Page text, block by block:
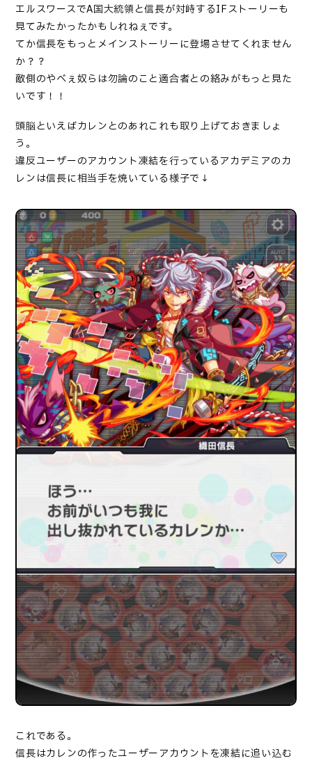
エルスワースでA国大統領と信長が対峙するIFストーリーも
見てみたかったかもしれねぇです。
てか信長をもっとメインストーリーに登場させてくれません
か？？
敵側のやべぇ奴らは勿論のこと適合者との絡みがもっと見た
いです！！
頭脳といえばカレンとのあれこれも取り上げておきましょ
う。
違反ユーザーのアカウント凍結を行っているアカデミアのカ
レンは信長に相当手を焼いている様子で↓
これである。
信長はカレンの作ったユーザーアカウントを凍結に追い込む